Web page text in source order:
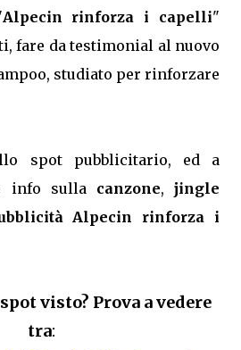
Alpecin rinforza i capelli"
fare da testimonial al nuovo
studiato per rinforzare
spot pubblicitario, ed a
info sulla canzone,jingle
Alpecin rinforza i
visto? Prova a vedere
tra: